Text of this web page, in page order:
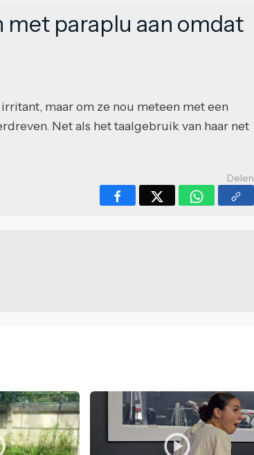
met paraplu aan omdat
maar om ze nou meteen met een
Net als het taalgebruik van haar net
Delen